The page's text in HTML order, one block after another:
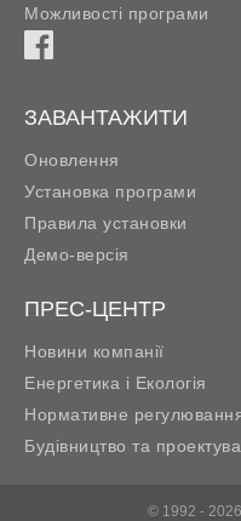
Можливості програми
ЗАВАНТАЖИТИ
Оновлення
Установка програми
Правила установки
Демо-версія
ПРЕС-ЦЕНТР
Новини компанії
Енергетика і Екологія
Нормативне
Будівництво та
© 1992 -